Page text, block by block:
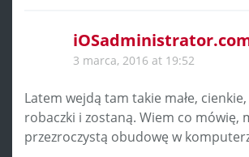
3 marca, 2016 at 19:52
Latem wejdą tam takie małe,
robaczki i zostaną. Wiem co mówię,
przezroczystą obudowę w